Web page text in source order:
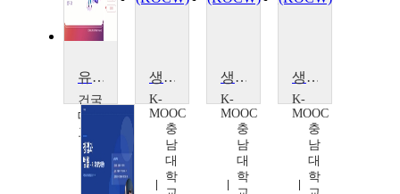
유튜브 크리에이터 채널 육성과 관련 법률
건국
대학
교
연
덕
생활법률
K-
MOOC
충
남
대
학
생활법률
K-
MOOC
충
남
대
학
생활법률
K-
MOOC
충
남
대
학